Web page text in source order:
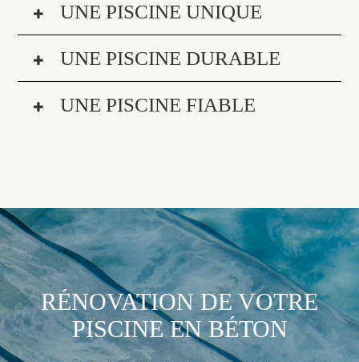
UNE PISCINE UNIQUE
UNE PISCINE DURABLE
UNE PISCINE FIABLE
RÉNOVATION DE VOTRE
PISCINE EN BÉTON